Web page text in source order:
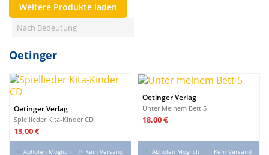
Filters:
Filter löschen
€
Marken
Oetinger Verlag 90
Neuheiten
Neuheiten 0
Reduzierte Artikel
Reduzierte Artikel
Weitere Produkte laden
Nach Bedeutung
Oetinger
Oetinger Verlag
Spiellieder Kita-Kinder CD
Preis
13,00 €
Abholen Möglich Kein Versand
Oetinger Verlag
Unter Meinem Bett 5
Preis
18,00 €
Abholen Möglich Kein Versand